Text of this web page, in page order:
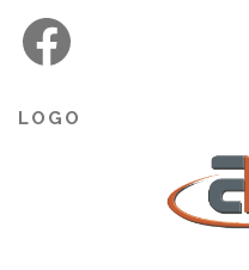
LOGO